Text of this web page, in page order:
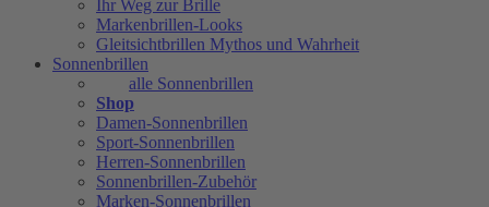
Ihr Weg zur Brille
Markenbrillen-Looks
Gleitsichtbrillen Mythos und Wahrheit
Sonnenbrillen
alle Sonnenbrillen
Shop
Damen-Sonnenbrillen
Sport-Sonnenbrillen
Herren-Sonnenbrillen
Sonnenbrillen-Zubehör
Marken-Sonnenbrillen